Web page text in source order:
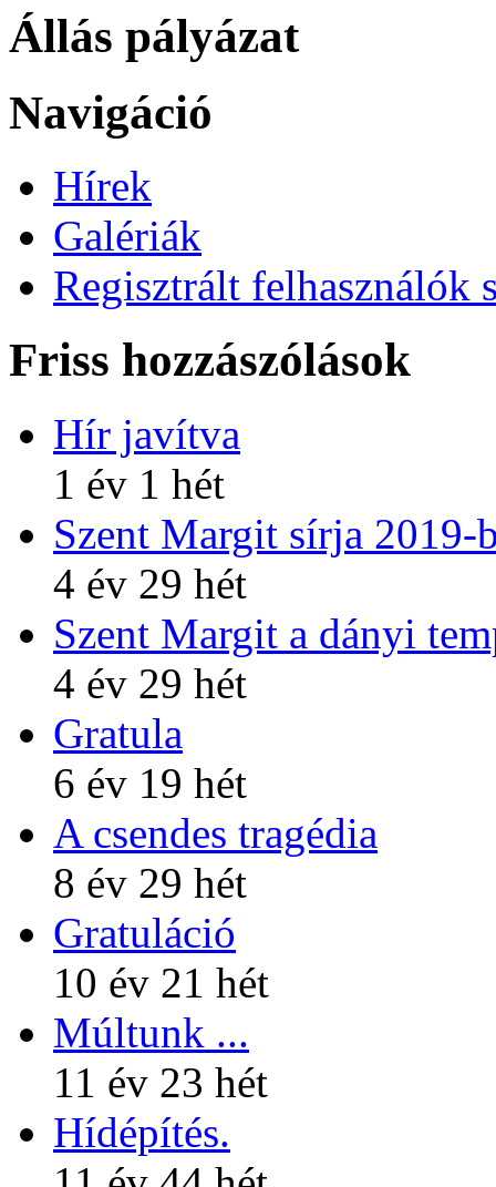
Állás pályázat
Navigáció
Hírek
Galériák
Regisztrált felhasználók
Friss hozzászólások
Hír javítva
1 év 1 hét
Szent Margit sírja 2019-
4 év 29 hét
Szent Margit a dányi
4 év 29 hét
Gratula
6 év 19 hét
A csendes tragédia
8 év 29 hét
Gratuláció
10 év 21 hét
Múltunk ...
11 év 23 hét
Hídépítés.